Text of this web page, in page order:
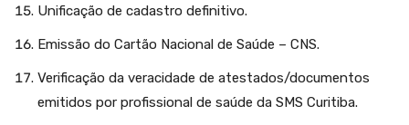
Unificação de cadastro definitivo.
Emissão do Cartão Nacional de Saúde – CNS.
Verificação da veracidade de atestados/documentos
emitidos por profissional de saúde da SMS Curitiba.